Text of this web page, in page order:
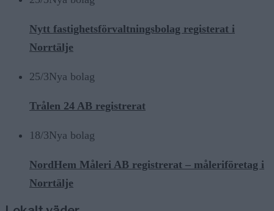
Nytt fastighetsförvaltningsbolag registerat i
Norrtälje
25/3Nya bolag
Trålen 24 AB registrerat
18/3Nya bolag
NordHem Måleri AB registrerat – måleriföretag i
Norrtälje